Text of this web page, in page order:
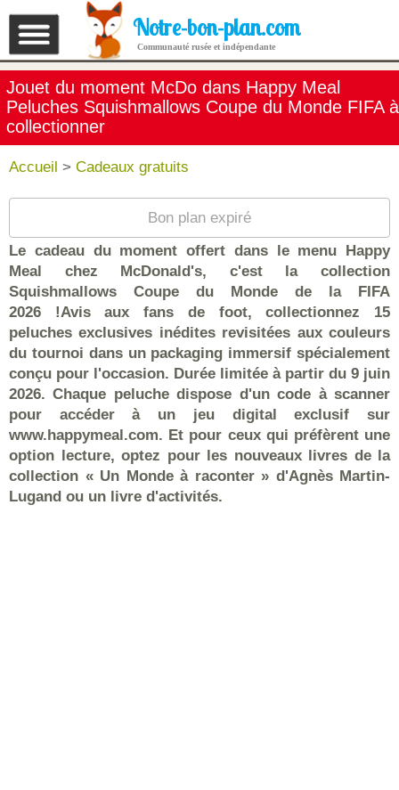
Notre-bon-plan.com
Communauté rusée et indépendante
Jouet du moment McDo dans Happy Meal
Peluches Squishmallows Coupe du Monde FIFA à
collectionner
Accueil > Cadeaux gratuits
Bon plan expiré
Le cadeau du moment offert dans le menu Happy
Meal chez McDonald's, c'est la collection
Squishmallows Coupe du Monde de la FIFA
2026 !Avis aux fans de foot, collectionnez 15
peluches exclusives inédites revisitées aux couleurs
du tournoi dans un packaging immersif spécialement
conçu pour l'occasion. Durée limitée à partir du 9 juin
2026. Chaque peluche dispose d'un code à scanner
pour accéder à un jeu digital exclusif sur
www.happymeal.com. Et pour ceux qui préfèrent une
option lecture, optez pour les nouveaux livres de la
collection « Un Monde à raconter » d'Agnès Martin-
Lugand ou un livre d'activités.